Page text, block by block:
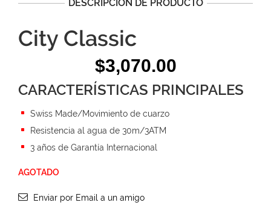
DESCRIPCIÓN DE PRODUCTO
City Classic
$3,070.00
CARACTERÍSTICAS PRINCIPALES
Swiss Made/Movimiento de cuarzo
Resistencia al agua de 30m/3ATM
3 años de Garantía Internacional
AGOTADO
Enviar por Email a un amigo